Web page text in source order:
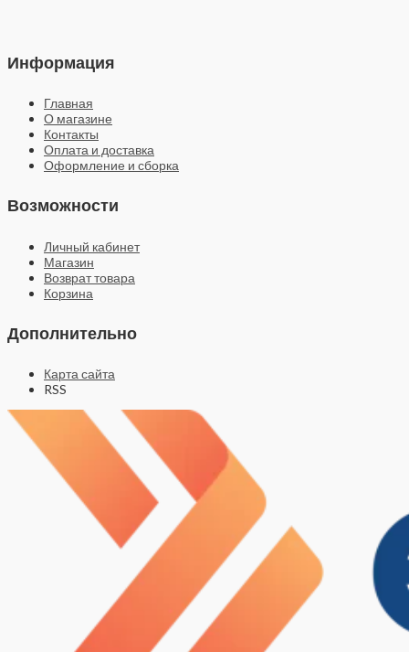
Информация
Главная
О магазине
Контакты
Оплата и доставка
Оформление и сборка
Возможности
Личный кабинет
Магазин
Возврат товара
Корзина
Дополнительно
Карта сайта
RSS